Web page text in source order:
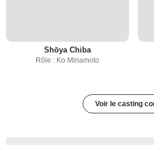
Shōya Chiba
Rôle : Ko Minamoto
Voir le casting